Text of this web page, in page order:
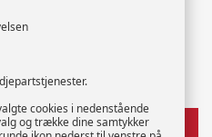
TILMELD
cookies i nedenstående
og trække dine samtykker